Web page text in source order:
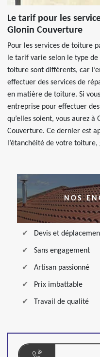
Le tarif pour les
Glonin Couverture
Pour les services de toiture
le tarif varie selon le type
toiture sont différents, car
effectuer des services de
en matière de toiture. Si
entreprise pour effectuer
qu’elles soient, vous aurez
Couverture. Ce dernier est
l’étanchéité de votre
NOS
Devis et
Sans engagement
Artisan passionné
Prix imbattable
Travail de qualité